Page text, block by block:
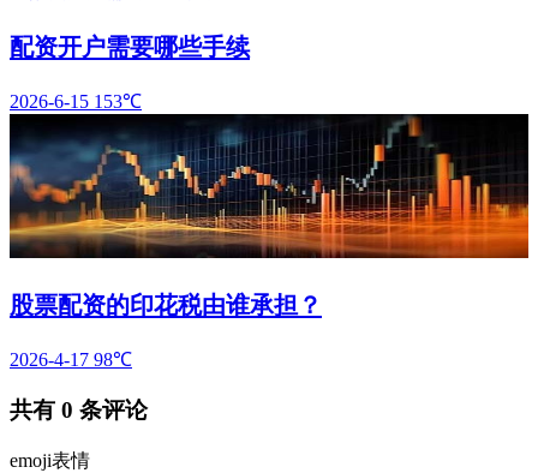
配资开户需要哪些手续
2026-6-15 153℃
股票配资的印花税由谁承担？
2026-4-17 98℃
共有 0 条评论
emoji表情